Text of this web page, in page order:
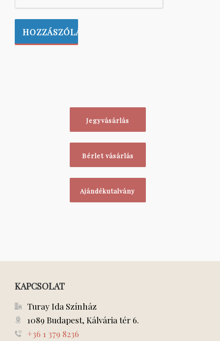
Jegyvásárlás
Bérlet vásárlás
Ajándékutalvány
KAPCSOLAT
Turay Ida Színház
1089 Budapest, Kálvária tér 6.
+36 1 379 8236